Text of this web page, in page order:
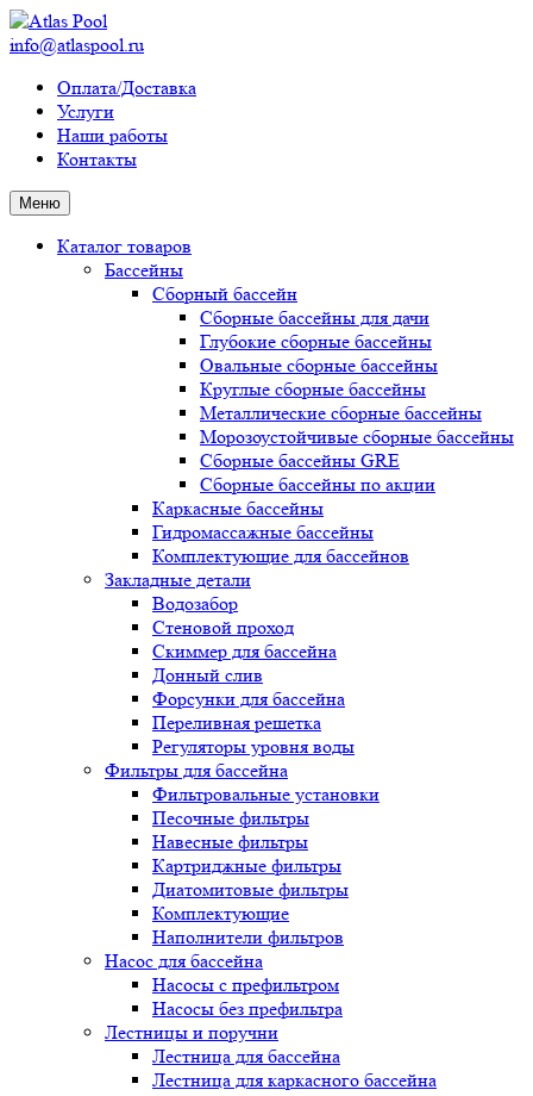
info@atlaspool.ru
Оплата/Доставка
Услуги
Наши работы
Контакты
Меню
Каталог товаров
Бассейны
Сборный бассейн
Сборные бассейны для дачи
Глубокие сборные бассейны
Овальные сборные бассейны
Круглые сборные бассейны
Металлические сборные бассейны
Морозоустойчивые сборные бассейны
Сборные бассейны GRE
Сборные бассейны по акции
Каркасные бассейны
Гидромассажные бассейны
Комплектующие для бассейнов
Закладные детали
Водозабор
Стеновой проход
Скиммер для бассейна
Донный слив
Форсунки для бассейна
Переливная решетка
Регуляторы уровня воды
Фильтры для бассейна
Фильтровальные установки
Песочные фильтры
Навесные фильтры
Картриджные фильтры
Диатомитовые фильтры
Комплектующие
Наполнители фильтров
Насос для бассейна
Насосы с префильтром
Насосы без префильтра
Лестницы и поручни
Лестница для бассейна
Лестница для каркасного бассейна